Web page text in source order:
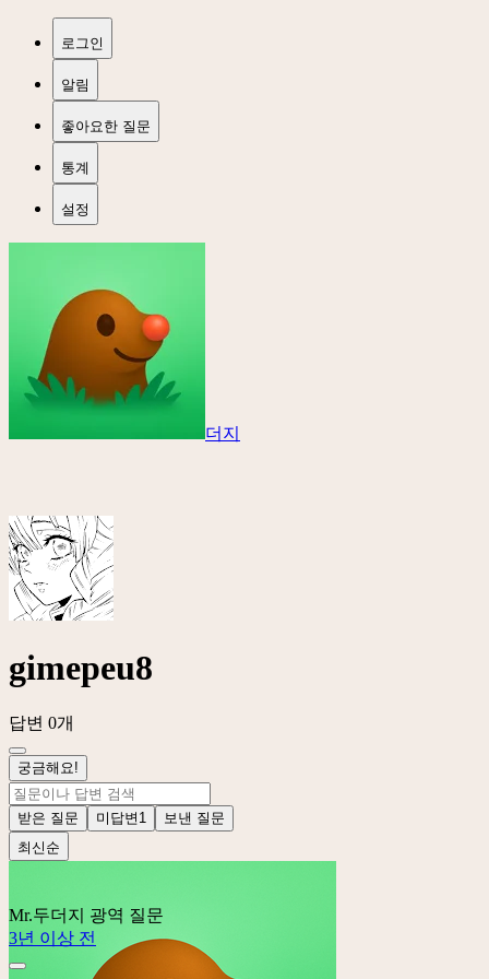
로그인
알림
좋아요한 질문
통계
설정
더지
gimepeu8
답변 0개
궁금해요!
받은 질문 미답변 1
보낸 질문
최신순
Mr.두더지
광역 질문
3년 이상 전